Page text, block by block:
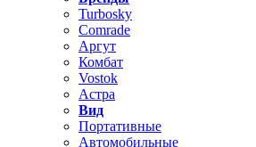
Turbosky
Comrade
Аргут
Комбат
Vostok
Астра
Вид
Портативные
Автомобильные